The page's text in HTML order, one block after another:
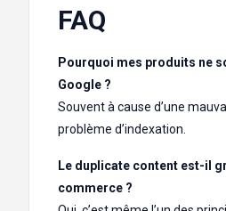
FAQ
Pourquoi mes produits ne
Google ?
Souvent à cause d’une
problème d’indexation.
Le duplicate content est-il
commerce ?